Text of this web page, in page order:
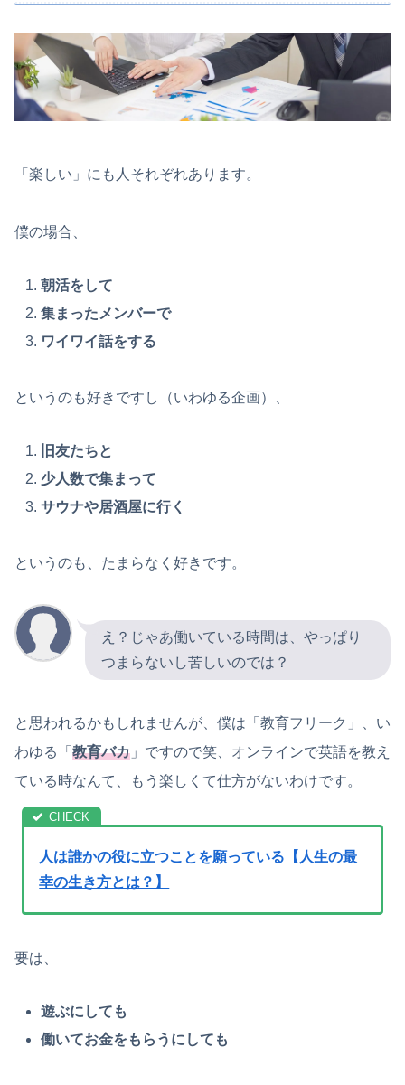
「楽しい」にも人それぞれあります。
僕の場合、
朝活をして
集まったメンバーで
ワイワイ話をする
というのも好きですし（いわゆる企画）、
旧友たちと
少人数で集まって
サウナや居酒屋に行く
というのも、たまらなく好きです。
え？じゃあ働いている時間は、やっぱり
つまらないし苦しいのでは？
と思われるかもしれませんが、僕は「教育フリーク」、い
わゆる「 教育バカ 」ですので笑、オンラインで英語を教え
ている時なんて、もう楽しくて仕方がないわけです。
人は誰かの役に立つことを願っている【人生の最
幸の生き方とは？】
要は、
遊ぶにしても
働いてお金をもらうにしても